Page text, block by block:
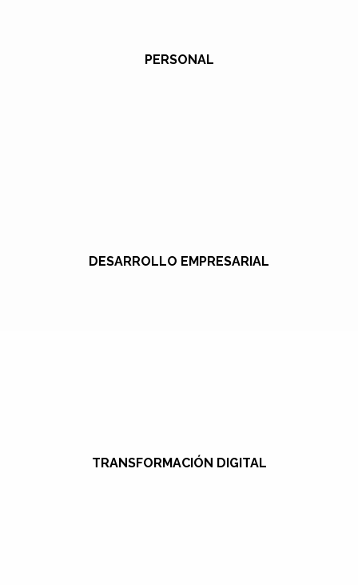
PERSONAL
DESARROLLO EMPRESARIAL
TRANSFORMACIÓN DIGITAL